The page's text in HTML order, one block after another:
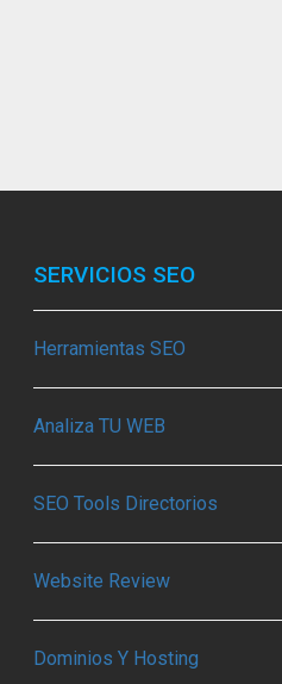
SERVICIOS SEO
Herramientas SEO
Analiza TU WEB
SEO Tools Directorios
Website Review
Dominios Y Hosting